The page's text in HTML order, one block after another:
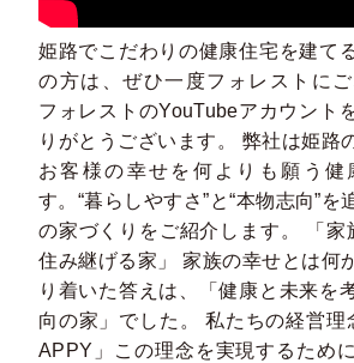
姫路でこだわりの健康住宅を建て
の方は、ぜひ一度フォレストにご
フォレストのYouTubeアカウント
りがとうございます。 弊社は姫路
お客様の幸せを何よりも願う健
す。“暮らしやすさ”と“本物志向”を
の家づくりをご紹介します。 「家
住み継げる家」 家族の幸せとは何
り着いた答えは、「健康と未来を
向の家」でした。 私たちの経営理
APPY」この理念を実現するため